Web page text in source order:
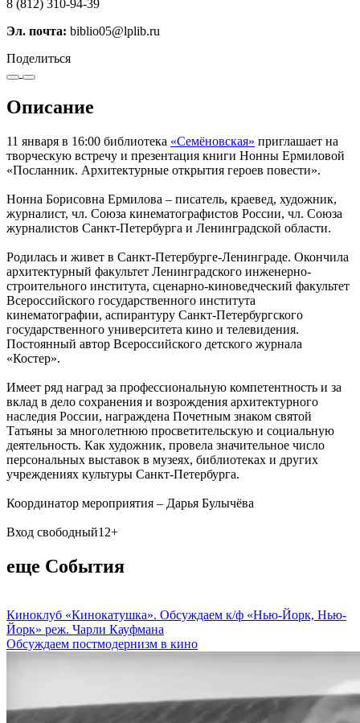
8 (812) 310-94-39
Эл. почта: biblio05@lplib.ru
Поделиться
Описание
11 января в 16:00 библиотека «Семёновская» приглашает на
творческую встречу и презентация книги Нонны Ермиловой
«Посланник. Архитектурные открытия героев повести».
Нонна Борисовна Ермилова – писатель, краевед, художник,
журналист, чл. Союза кинематографистов России, чл. Союза
журналистов Санкт-Петербурга и Ленинградской области.
Родилась и живет в Санкт-Петербурге-Ленинграде. Окончила
архитектурный факультет Ленинградского инженерно-
строительного института, сценарно-киноведческий факультет
Всероссийского государственного института
кинематографии, аспирантуру Санкт-Петербургского
государственного университета кино и телевидения.
Постоянный автор Всероссийского детского журнала
«Костер».
Имеет ряд наград за профессиональную компетентность и за
вклад в дело сохранения и возрождения архитектурного
наследия России, награждена Почетным знаком святой
Татьяны за многолетнюю просветительскую и социальную
деятельность. Как художник, провела значительное число
персональных выставок в музеях, библиотеках и других
учреждениях культуры Санкт-Петербурга.
Координатор мероприятия – Дарья Булычёва
Вход свободный12+
еще События
Киноклуб «Кинокатушка». Обсуждаем к/ф «Нью-Йорк, Нью-
Йорк» реж. Чарли Кауфмана
Обсуждаем постмодернизм в кино